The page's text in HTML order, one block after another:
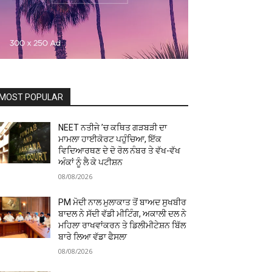
POPULAR
NEET ਨਤੀਜੇ ’ਚ ਕਥਿਤ ਗੜਬੜੀ ਦਾ
ਮਾਮਲਾ ਹਾਈਕੋਰਟ ਪਹੁੰਚਿਆ, ਇੱਕ
ਵਿਦਿਆਰਥਣ ਦੇ ਦੋ ਰੋਲ ਨੰਬਰ ਤੇ ਵੱਖ-ਵੱਖ
ਅੰਕਾਂ ਨੂੰ ਲੈ ਕੇ ਪਟੀਸ਼ਨ
08/08/2026
PM ਮੋਦੀ ਨਾਲ ਮੁਲਾਕਾਤ ਤੋਂ ਬਾਅਦ ਸੁਖਬੀਰ
ਬਾਦਲ ਨੇ ਸੱਦੀ ਵੱਡੀ ਮੀਟਿੰਗ, ਅਕਾਲੀ ਦਲ ਨੇ
ਮਹਿਲਾ ਰਾਖਵਾਂਕਰਨ ਤੇ ਡਿਲੀਮੀਟੇਸ਼ਨ ਬਿੱਲ
ਬਾਰੇ ਲਿਆ ਵੱਡਾ ਫੈਸਲਾ
08/08/2026